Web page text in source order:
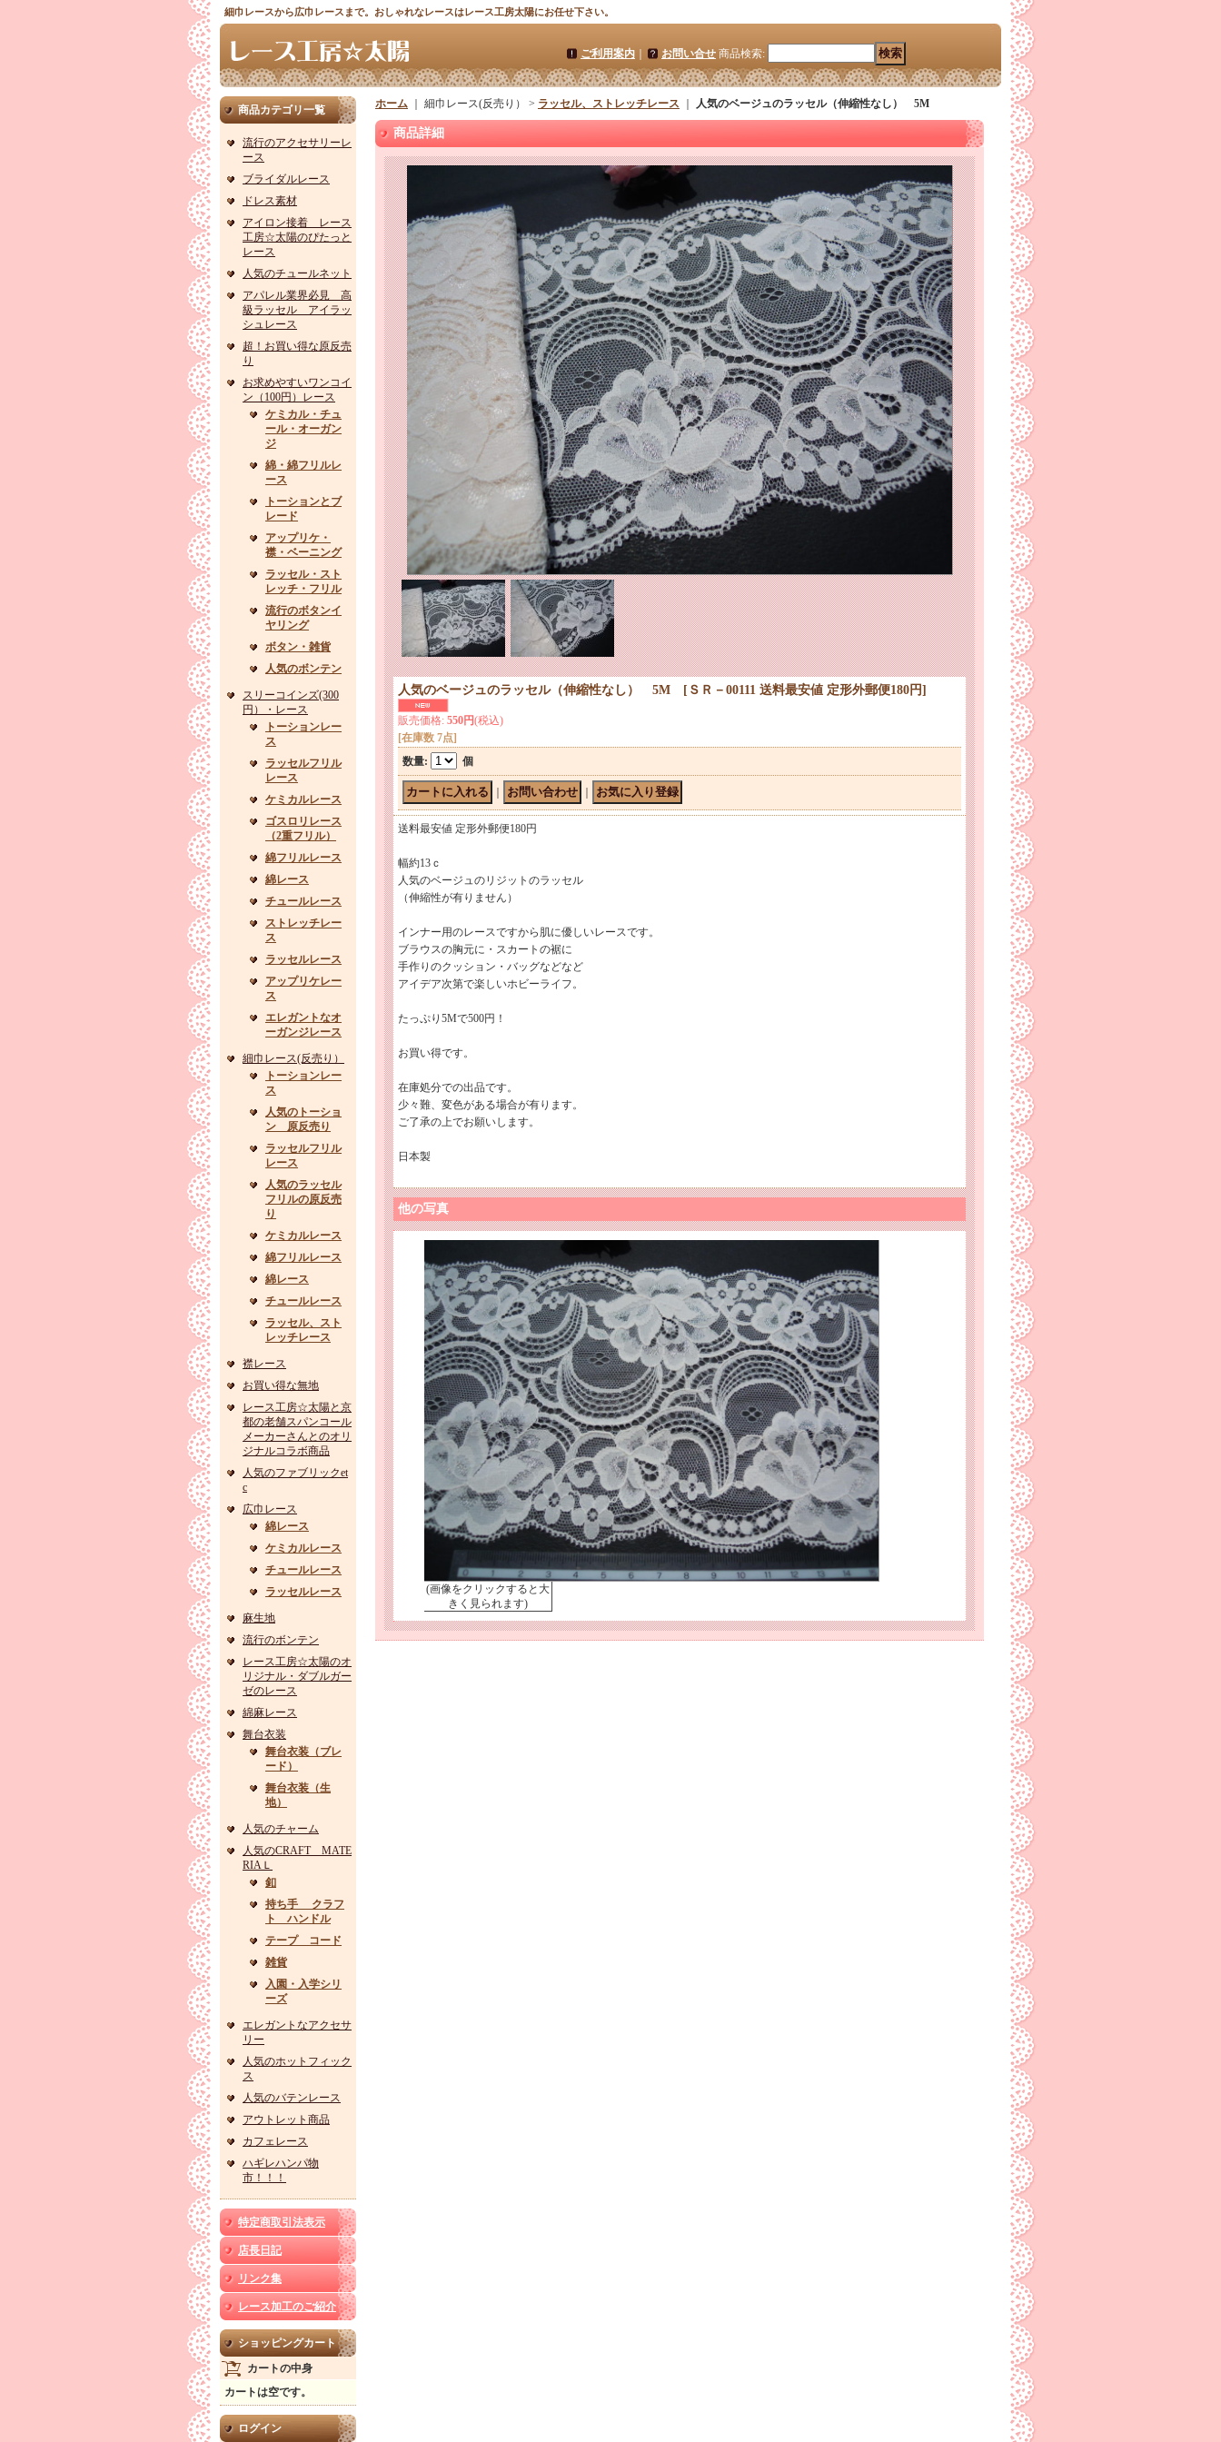
細巾レースから広巾レースまで。おしゃれなレースはレース工房太陽にお任せ下さい。
ご利用案内 お問い合せ 商品検索:
商品カテゴリ一覧
流行のアクセサリーレ
ース
ブライダルレース
ドレス素材
アイロン接着 レース
工房☆太陽のぴたっと
レース
人気のチュールネット
アパレル業界必見 高
級ラッセル アイラッ
シュレース
超！お買い得な原反売
り
お求めやすいワンコイ
ン（100円）レース
ケミカル・チュ
ール・オーガン
ジ
綿・綿フリルレ
ース
トーションとブ
レード
アップリケ・
襟・ベーニング
ラッセル・スト
レッチ・フリル
流行のボタンイ
ヤリング
ボタン・雑貨
人気のボンテン
スリーコインズ(300
円）・レース
トーションレー
ス
ラッセルフリル
レース
ケミカルレース
ゴスロリレース
（2重フリル）
綿フリルレース
綿レース
チュールレース
ストレッチレー
ス
ラッセルレース
アップリケレー
ス
エレガントなオ
ーガンジレース
細巾レース(反売り）
トーションレー
ス
人気のトーショ
ン 原反売り
ラッセルフリル
レース
人気のラッセル
フリルの原反売
り
ケミカルレース
綿フリルレース
綿レース
チュールレース
ラッセル、スト
レッチレース
襟レース
お買い得な無地
レース工房☆太陽と京
都の老舗スパンコール
メーカーさんとのオリ
ジナルコラボ商品
人気のファブリックet
c
広巾レース
綿レース
ケミカルレース
チュールレース
ラッセルレース
麻生地
流行のボンテン
レース工房☆太陽のオ
リジナル・ダブルガー
ゼのレース
綿麻レース
舞台衣装
舞台衣装（ブレ
ード）
舞台衣装（生
地）
人気のチャーム
人気のCRAFT MATE
RIAＬ
釦
持ち手 クラフ
ト ハンドル
テープ コード
雑貨
入園・入学シリ
ーズ
エレガントなアクセサ
リー
人気のホットフィック
ス
人気のバテンレース
アウトレット商品
カフェレース
ハギレハンパ物
市！！！
特定商取引法表示
店長日記
リンク集
レース加工のご紹介
ショッピングカート
カートの中身
カートは空です。
ログイン
ホーム ｜ 細巾レース(反売り） > ラッセル、ストレッチレース 人気のベージュのラッセル（伸縮性なし） 5M
商品詳細
人気のベージュのラッセル（伸縮性なし） 5M [ ＳＲ－00111 送料最安値 定形外郵便180円]
販売価格: 550円(税込)
[在庫数 7点]
数量: 個
送料最安値 定形外郵便180円
幅約13ｃ
人気のベージュのリジットのラッセル
（伸縮性が有りません）
インナー用のレースですから肌に優しいレースです。
ブラウスの胸元に・スカートの裾に
手作りのクッション・バッグなどなど
アイデア次第で楽しいホビーライフ。
たっぷり5Mで500円！
お買い得です。
在庫処分での出品です。
少々難、変色がある場合が有ります。
ご了承の上でお願いします。
日本製
他の写真
(画像をクリックすると大
きく見られます)